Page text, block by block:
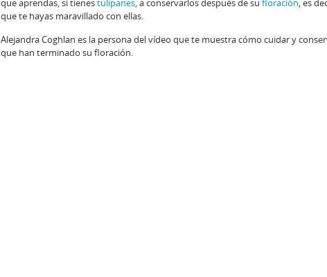
que aprendas, si tienestulipanes, a conservarlos después de su floración, es
que te hayas maravillado con ellas.
Alejandra Coghlan es la persona del vídeo que te muestra cómo cuidar y
que han terminado su floración.